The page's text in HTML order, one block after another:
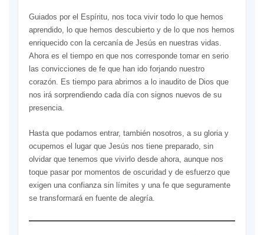
Guiados por el Espíritu, nos toca vivir todo lo que hemos
aprendido, lo que hemos descubierto y de lo que nos hemos
enriquecido con la cercanía de Jesús en nuestras vidas.
Ahora es el tiempo en que nos corresponde tomar en serio
las convicciones de fe que han ido forjando nuestro
corazón. Es tiempo para abrirnos a lo inaudito de Dios que
nos irá sorprendiendo cada día con signos nuevos de su
presencia.
Hasta que podamos entrar, también nosotros, a su gloria y
ocupemos el lugar que Jesús nos tiene preparado, sin
olvidar que tenemos que vivirlo desde ahora, aunque nos
toque pasar por momentos de oscuridad y de esfuerzo que
exigen una confianza sin límites y una fe que seguramente
se transformará en fuente de alegría.